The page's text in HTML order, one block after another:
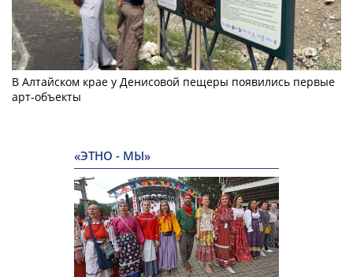
В Алтайском крае у Денисовой пещеры появились первые
арт-объекты
«ЭТНО - МЫ»